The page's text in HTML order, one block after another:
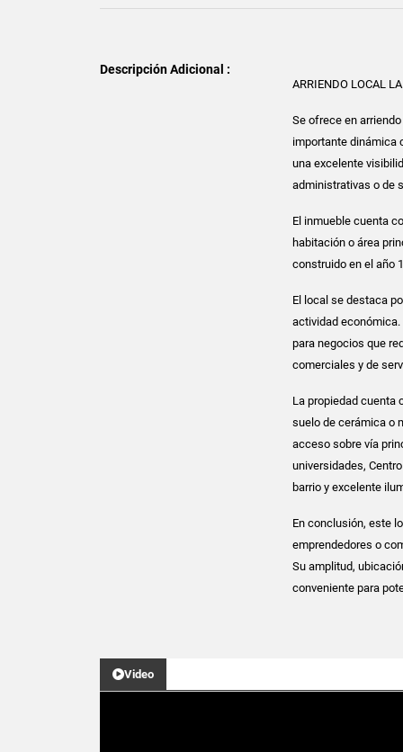
Descripción Adicional :
ARRIENDO LOCAL
Se ofrece en
importante dinámica
una excelente
administrativas o de
El inmueble cuenta
habitación o área
construido en el año
El local se destaca
actividad
para negocios que
comerciales y de
La propiedad cuenta
suelo de cerámica o
acceso sobre vía
universidades,
barrio y excelente
En conclusión, este
emprendedores o
Su amplitud,
conveniente para
Video